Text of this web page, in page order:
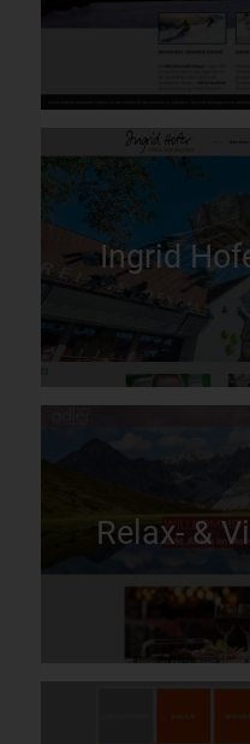
Ingrid
Relax- &